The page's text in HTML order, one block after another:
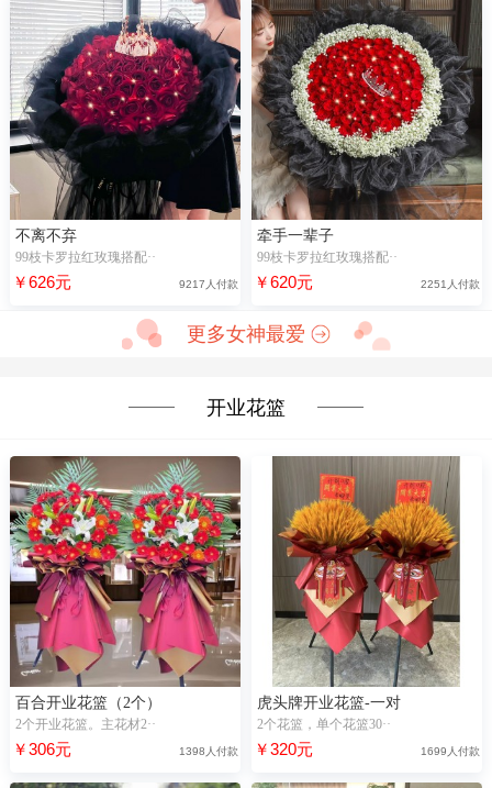
不离不弃
99枝卡罗拉红玫瑰搭配··
￥626元 9217人付款
牵手一辈子
99枝卡罗拉红玫瑰搭配··
￥620元 2251人付款
更多女神最爱
开业花篮
百合开业花篮（2个）
2个开业花篮。主花材2··
￥306元 1398人付款
虎头牌开业花篮-一对
2个花篮，单个花篮30··
￥320元 1699人付款